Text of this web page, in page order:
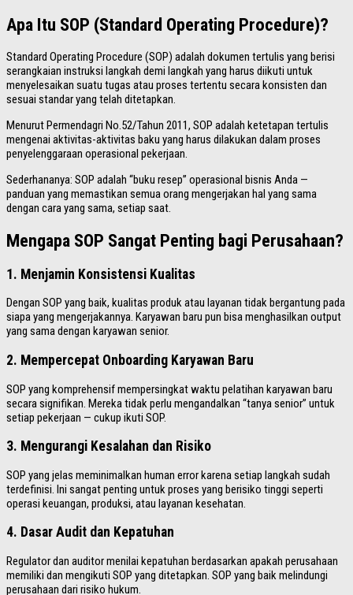
Apa Itu SOP (Standard Operating Procedure)?
Standard Operating Procedure (SOP) adalah dokumen tertulis yang berisi
serangkaian instruksi langkah demi langkah yang harus diikuti untuk
menyelesaikan suatu tugas atau proses tertentu secara konsisten dan
sesuai standar yang telah ditetapkan.
Menurut Permendagri No.52/Tahun 2011, SOP adalah ketetapan tertulis
mengenai aktivitas-aktivitas baku yang harus dilakukan dalam proses
penyelenggaraan operasional pekerjaan.
Sederhananya: SOP adalah “buku resep” operasional bisnis Anda —
panduan yang memastikan semua orang mengerjakan hal yang sama
dengan cara yang sama, setiap saat.
Mengapa SOP Sangat Penting bagi Perusahaan?
1. Menjamin Konsistensi Kualitas
Dengan SOP yang baik, kualitas produk atau layanan tidak bergantung pada
siapa yang mengerjakannya. Karyawan baru pun bisa menghasilkan output
yang sama dengan karyawan senior.
2. Mempercepat Onboarding Karyawan Baru
SOP yang komprehensif mempersingkat waktu pelatihan karyawan baru
secara signifikan. Mereka tidak perlu mengandalkan “tanya senior” untuk
setiap pekerjaan — cukup ikuti SOP.
3. Mengurangi Kesalahan dan Risiko
SOP yang jelas meminimalkan human error karena setiap langkah sudah
terdefinisi. Ini sangat penting untuk proses yang berisiko tinggi seperti
operasi keuangan, produksi, atau layanan kesehatan.
4. Dasar Audit dan Kepatuhan
Regulator dan auditor menilai kepatuhan berdasarkan apakah perusahaan
memiliki dan mengikuti SOP yang ditetapkan. SOP yang baik melindungi
perusahaan dari risiko hukum.